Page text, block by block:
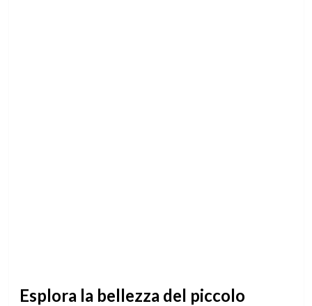
Esplora la bellezza del piccolo